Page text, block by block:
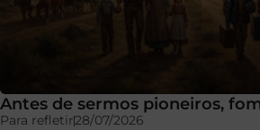
Antes de sermos pioneiros,
Para refletir28/07/2026